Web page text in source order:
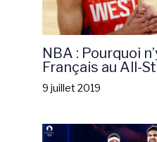
NBA : Pourquoi
Français au All-
9 juillet 2019